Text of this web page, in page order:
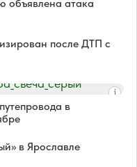
объявлена атака
после ДТП с
в
в Ярославле